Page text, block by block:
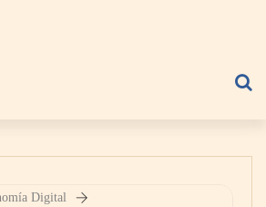
Digital